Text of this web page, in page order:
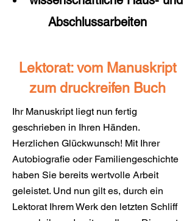
Abschlussarbeiten​
Lektorat: vom Manuskript
zum druckreifen Buch
Ihr Manuskript liegt nun fertig
geschrieben in Ihren Händen.
Herzlichen Glückwunsch! Mit Ihrer
Autobiografie oder Familiengeschichte
haben Sie bereits wertvolle Arbeit
geleistet. Und nun gilt es, durch ein
Lektorat Ihrem Werk den letzten Schliff